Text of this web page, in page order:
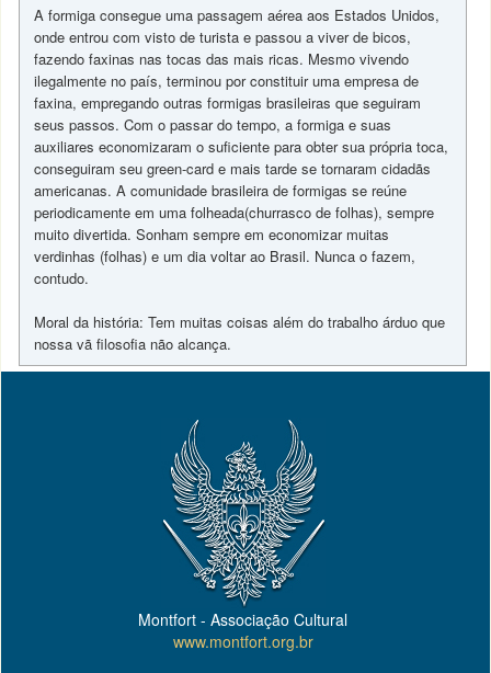
A formiga consegue uma passagem aérea aos Estados Unidos,
onde entrou com visto de turista e passou a viver de bicos,
fazendo faxinas nas tocas das mais ricas. Mesmo vivendo
ilegalmente no país, terminou por constituir uma empresa de
faxina, empregando outras formigas brasileiras que seguiram
seus passos. Com o passar do tempo, a formiga e suas
auxiliares economizaram o suficiente para obter sua própria toca,
conseguiram seu green-card e mais tarde se tornaram cidadãs
americanas. A comunidade brasileira de formigas se reúne
periodicamente em uma folheada(churrasco de folhas), sempre
muito divertida. Sonham sempre em economizar muitas
verdinhas (folhas) e um dia voltar ao Brasil. Nunca o fazem,
contudo.
Moral da história: Tem muitas coisas além do trabalho árduo que
nossa vã filosofia não alcança.
Montfort - Associação Cultural
www.montfort.org.br